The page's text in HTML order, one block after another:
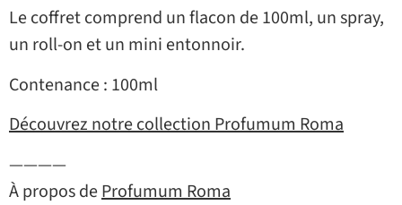
Le coffret comprend un flacon de 100ml, un spray,
un roll-on et un mini entonnoir.
Contenance : 100ml
Découvrez notre collection Profumum Roma
————
À propos deProfumum Roma